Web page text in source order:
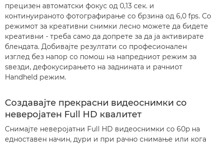
прецизен автоматски фокус од 0,13 сек. и
континуираното фотографирање со брзина од 6,0 fps. Со
режимот за креативни снимки лесно можете да бидете
креативни - треба само да допрете за да ја активирате
блендата. Добивајте резултати со професионален
изглед без напор со помош на напредниот режим за
ѕвезди, дефокусирањето на заднината и рачниот
Handheld режим.
Создавајте прекрасни видеоснимки со
неверојатен Full HD квалитет
Снимајте неверојатни Full HD видеоснимки со 60p на
едноставен начин, дури и при рачно снимање или кога